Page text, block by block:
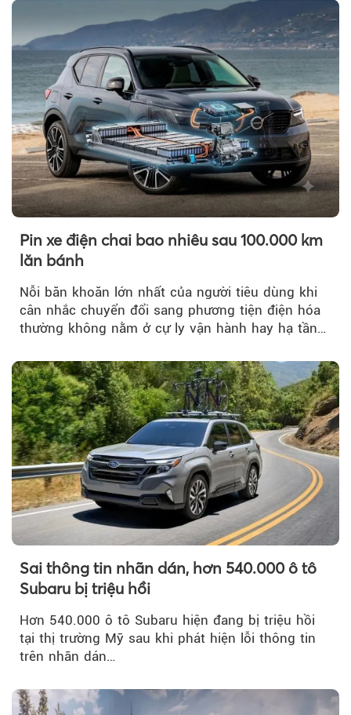
Pin xe điện chai bao nhiêu sau 100.000 km
lăn bánh
Nỗi băn khoăn lớn nhất của người tiêu dùng khi
cân nhắc chuyển đổi sang phương tiện điện hóa
thường không nằm ở cự ly vận hành hay hạ tầng
Sai thông tin nhãn dán, hơn 540.000 ô tô
Subaru bị triệu hồi
Hơn 540.000 ô tô Subaru hiện đang bị triệu hồi
tại thị trường Mỹ sau khi phát hiện lỗi thông tin
trên nhãn dán…